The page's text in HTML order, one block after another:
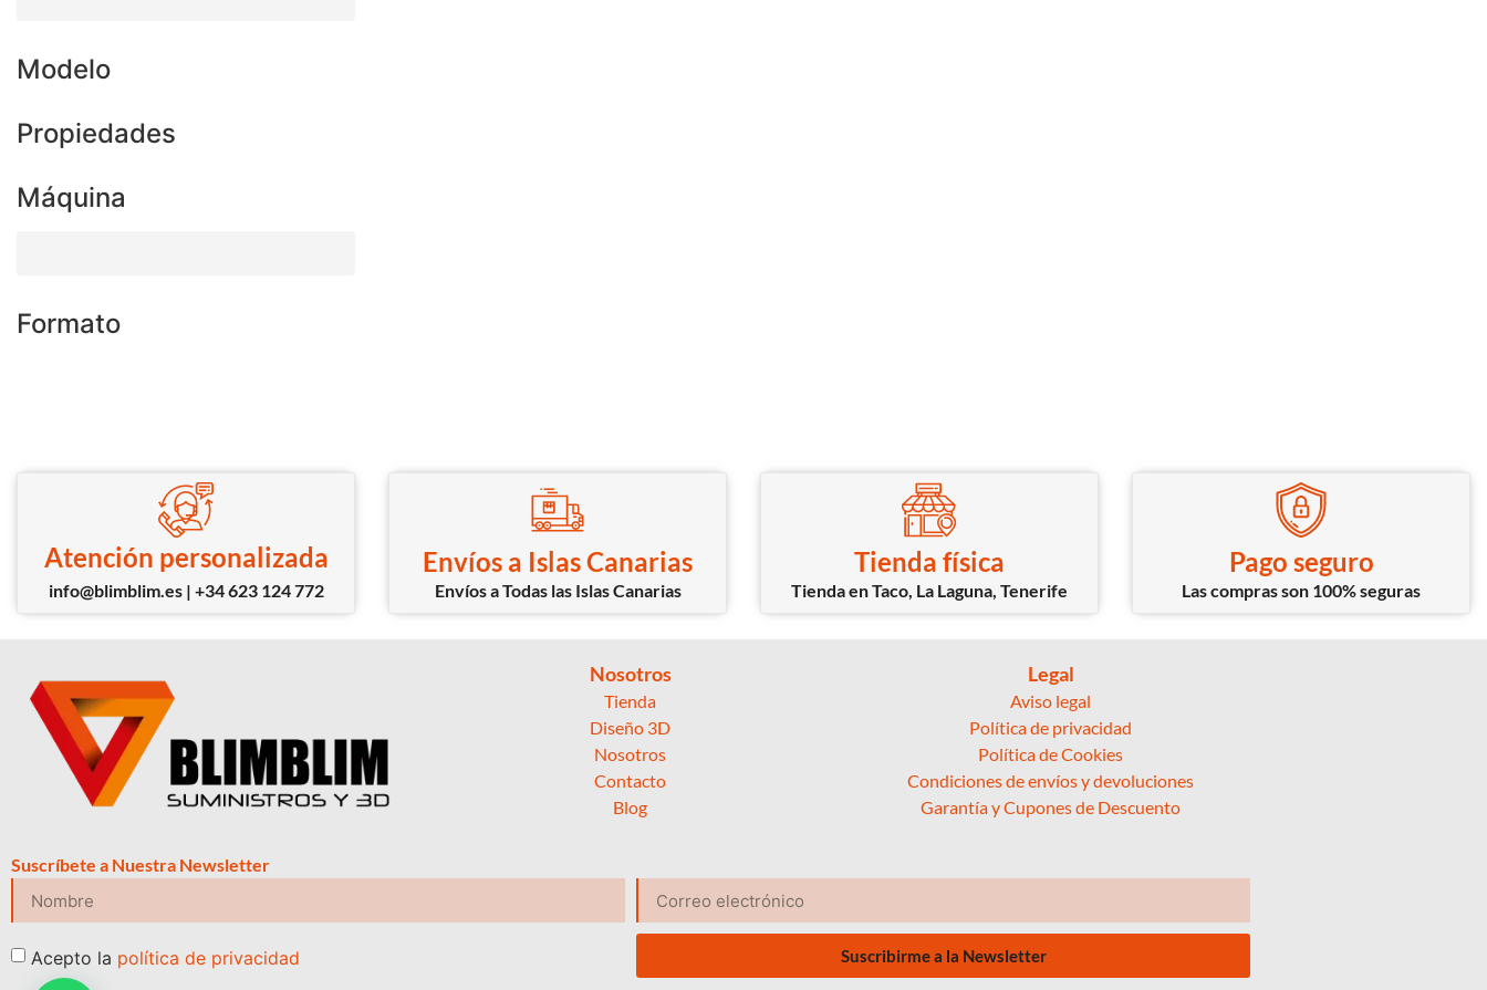
Modelo
Propiedades
Máquina
Formato
Atención personalizada
info@blimblim.es | +34 623 124 772
Envíos a Islas Canarias
Envíos a Todas las Islas Canarias
Tienda física
Tienda en Taco, La Laguna, Tenerife
Pago seguro
Las compras son 100% seguras
Nosotros
Tienda
Diseño 3D
Nosotros
Contacto
Blog
Legal
Aviso legal
Política de privacidad
Política de Cookies
Condiciones de envíos y devoluciones
Garantía y Cupones de Descuento
Suscríbete a Nuestra Newsletter
Acepto la política de privacidad Suscribirme a la Newsletter